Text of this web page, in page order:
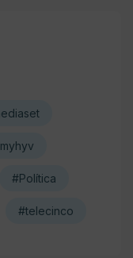
#Política
#telecinco